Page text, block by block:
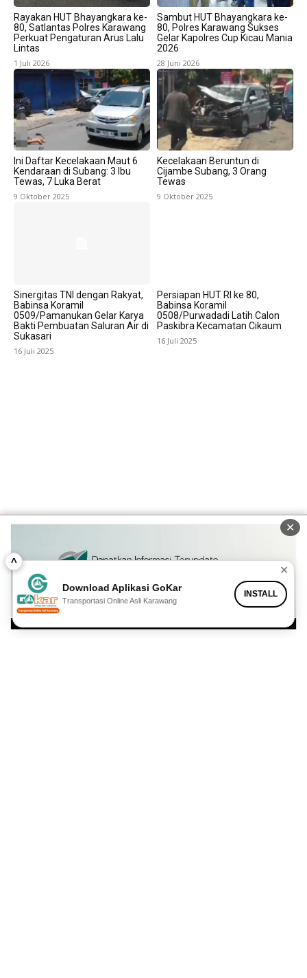
Rayakan HUT Bhayangkara ke-
80, Satlantas Polres Karawang
Perkuat Pengaturan Arus Lalu
Lintas
1 Juli 2026
Sambut HUT Bhayangkara ke-
80, Polres Karawang Sukses
Gelar Kapolres Cup Kicau Mania
2026
28 Juni 2026
Ini Daftar Kecelakaan Maut 6
Kendaraan di Subang: 3 Ibu
Tewas, 7 Luka Berat
9 Oktober 2025
Kecelakaan Beruntun di
Cijambe Subang, 3 Orang
Tewas
9 Oktober 2025
Sinergitas TNI dengan Rakyat,
Babinsa Koramil
0509/Pamanukan Gelar Karya
Bakti Pembuatan Saluran Air di
Sukasari
16 Juli 2025
Persiapan HUT RI ke 80,
Babinsa Koramil
0508/Purwadadi Latih Calon
Paskibra Kecamatan Cikaum
16 Juli 2025
✕
^
✕
Download Aplikasi GoKar
Transportasi Online Asli Karawang
INSTALL